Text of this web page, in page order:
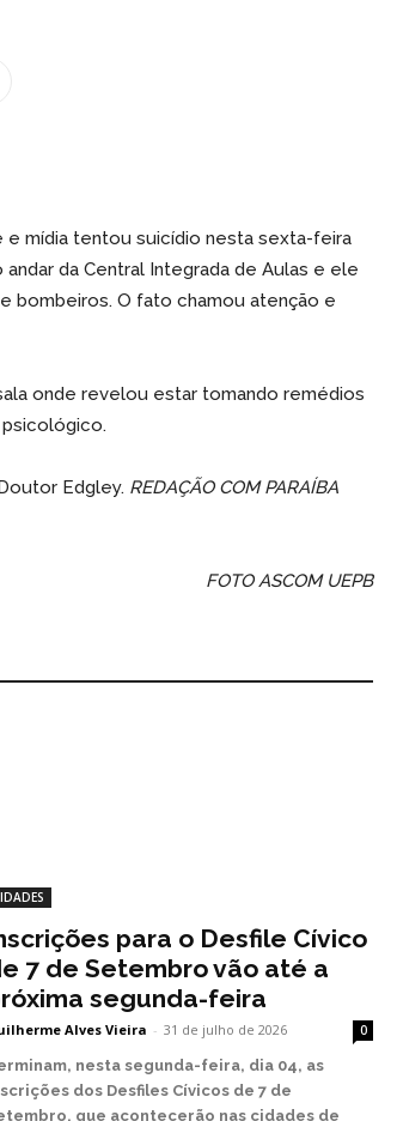
e mídia tentou suicídio nesta sexta-feira
da Central Integrada de Aulas e ele
bombeiros. O fato chamou atenção e
onde revelou estar tomando remédios
Edgley. REDAÇÃO COM PARAÍBA
FOTO ASCOM UEPB
para o Desfile Cívico
7 de Setembro vão até a
segunda-feira
Alves Vieira - 31 de julho de 2026 0
nesta segunda-feira, dia 04, as
dos Desfiles Cívicos de 7 de
que acontecerão nas cidades de